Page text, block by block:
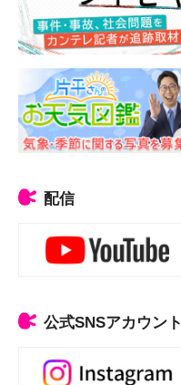
配信
公式SNSアカウント